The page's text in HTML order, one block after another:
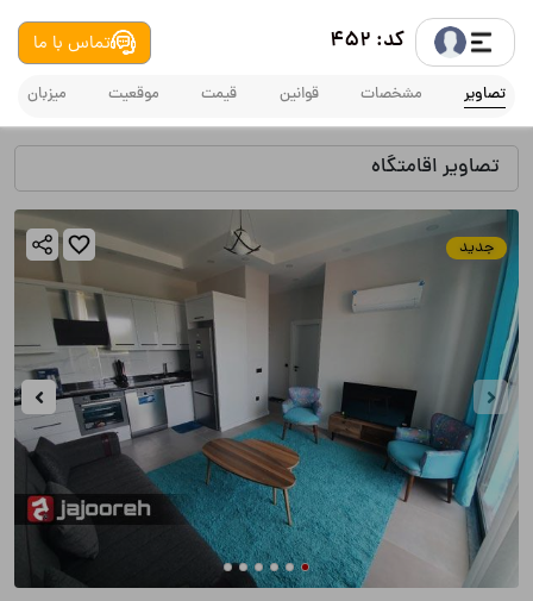
کد: 452 تماس با ما
تصاویر مشخصات قوانین قیمت موقعیت میزبان
جدید
تصاویر اقامتگاه